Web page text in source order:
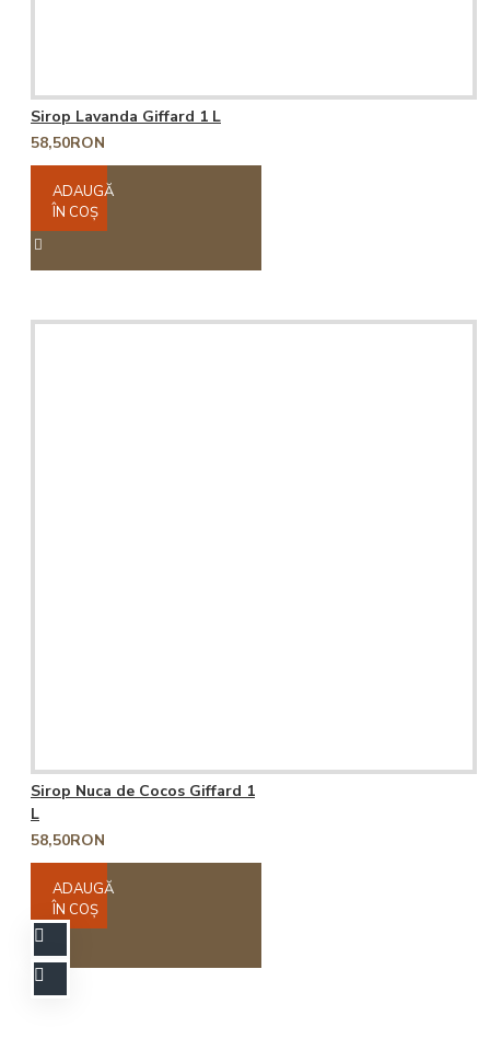
Sirop Lavanda Giffard 1 L
58,50RON
ADAUGĂ
ÎN COŞ
Sirop Nuca de Cocos Giffard 1
L
58,50RON
ADAUGĂ
ÎN COŞ